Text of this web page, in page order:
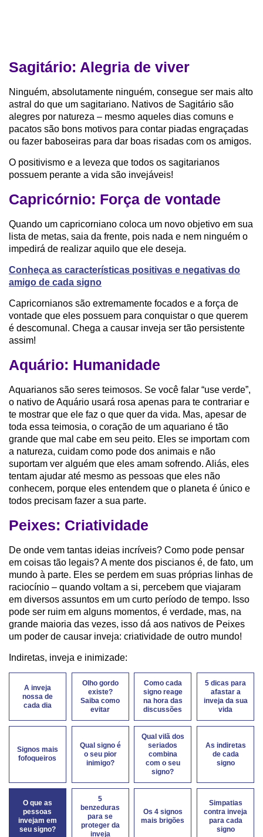
Sagitário: Alegria de viver
Ninguém, absolutamente ninguém, consegue ser mais alto
astral do que um sagitariano. Nativos de Sagitário são
alegres por natureza – mesmo aqueles dias comuns e
pacatos são bons motivos para contar piadas engraçadas
ou fazer baboseiras para dar boas risadas com os amigos.
O positivismo e a leveza que todos os sagitarianos
possuem perante a vida são invejáveis!
Capricórnio: Força de vontade
Quando um capricorniano coloca um novo objetivo em sua
lista de metas, saia da frente, pois nada e nem ninguém o
impedirá de realizar aquilo que ele deseja.
Conheça as características positivas e negativas do
amigo de cada signo
Capricornianos são extremamente focados e a força de
vontade que eles possuem para conquistar o que querem
é descomunal. Chega a causar inveja ser tão persistente
assim!
Aquário: Humanidade
Aquarianos são seres teimosos. Se você falar “use verde”,
o nativo de Aquário usará rosa apenas para te contrariar e
te mostrar que ele faz o que quer da vida. Mas, apesar de
toda essa teimosia, o coração de um aquariano é tão
grande que mal cabe em seu peito. Eles se importam com
a natureza, cuidam como pode dos animais e não
suportam ver alguém que eles amam sofrendo. Aliás, eles
tentam ajudar até mesmo as pessoas que eles não
conhecem, porque eles entendem que o planeta é único e
todos precisam fazer a sua parte.
Peixes: Criatividade
De onde vem tantas ideias incríveis? Como pode pensar
em coisas tão legais? A mente dos piscianos é, de fato, um
mundo à parte. Eles se perdem em suas próprias linhas de
raciocínio – quando voltam a si, percebem que viajaram
em diversos assuntos em um curto período de tempo. Isso
pode ser ruim em alguns momentos, é verdade, mas, na
grande maioria das vezes, isso dá aos nativos de Peixes
um poder de causar inveja: criatividade de outro mundo!
Indiretas, inveja e inimizade:
A inveja
nossa de
cada dia
Olho gordo
existe?
Saiba como
evitar
Como cada
signo reage
na hora das
discussões
5 dicas para
afastar a
inveja da sua
vida
Signos mais
fofoqueiros
Qual signo é
o seu pior
inimigo?
Qual vilã dos
seriados
combina
com o seu
signo?
As indiretas
de cada
signo
O que as
pessoas
invejam em
seu signo?
5
benzeduras
para se
proteger da
inveja
Os 4 signos
mais brigões
Simpatias
contra inveja
para cada
signo